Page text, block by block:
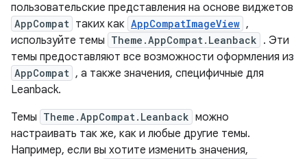
пользовательские представления на основе виджетов
AppCompat таких как AppCompatImageView ,
используйте темы Theme.AppCompat.Leanback . Эти
темы предоставляют все возможности оформления из
AppCompat , а также значения, специфичные для
Leanback.
Темы Theme.AppCompat.Leanback можно
настраивать так же, как и любые другие темы.
Например, если вы хотите изменить значения,